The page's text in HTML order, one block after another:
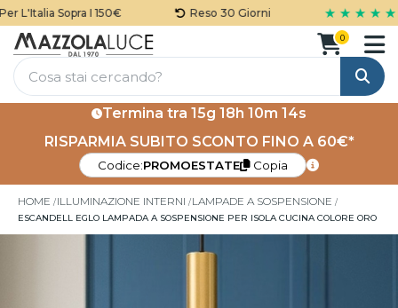
L'Italia Sopra I 150€ Reso 30 Giorni ★ ★ ★ ★ ★
Cerca
0
Termina tra 15g 18h 10m 14s
RISPARMIA SUBITO SCONTO FINO A 60€*
Codice:PROMOESTATE Copia
HOME ILLUMINAZIONE INTERNI LAMPADE A SOSPENSIONE
ESCANDELL EGLO LAMPADA A SOSPENSIONE PER ISOLA CUCINA COLORE ORO